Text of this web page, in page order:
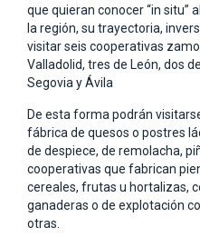
que quieran conocer “in situ”
la región, su trayectoria,
visitar seis cooperativas
Valladolid, tres de León, dos
Segovia y Ávila
De esta forma podrán
fábrica de quesos o postres
de despiece, de remolacha,
cooperativas que fabrican
cereales, frutas u hortalizas,
ganaderas o de explotación
otras.